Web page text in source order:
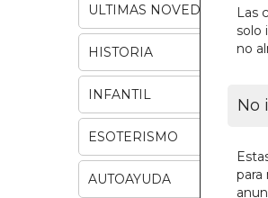
Las
solo
no
No
para
ULTIMAS NOVEDADES
HISTORIA
INFANTIL
ESOTERISMO
AUTOAYUDA